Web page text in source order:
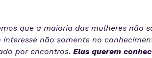
que a maioria das mulheres não
não somente no
por encontros. Elas querem